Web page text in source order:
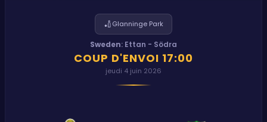
🏏Glanninge Park
Sweden: Ettan - Södra
COUP D'ENVOI 17:00
jeudi 4 juin 2026